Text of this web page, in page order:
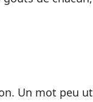
Un mot peu